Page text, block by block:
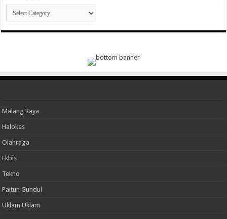
Kategori
Malang Raya
Halokes
Olahraga
Ekbis
Tekno
Paitun Gundul
Uklam Uklam